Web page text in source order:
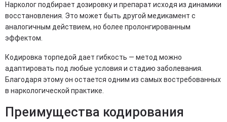
Нарколог подбирает дозировку и препарат исходя из динамики
восстановления. Это может быть другой медикамент с
аналогичным действием, но более пролонгированным
эффектом.
Кодировка торпедой дает гибкость — метод можно
адаптировать под любые условия и стадию заболевания.
Благодаря этому он остается одним из самых востребованных
в наркологической практике.
Преимущества кодирования